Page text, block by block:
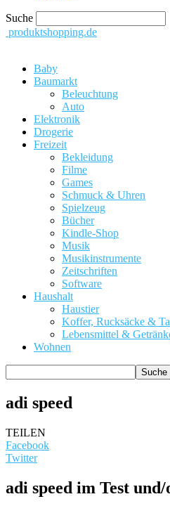
Suche
produktshopping.de
Baby
Baumarkt
Beleuchtung
Auto
Elektronik
Drogerie
Freizeit
Bekleidung
Filme
Games
Schmuck & Uhren
Spielzeug
Bücher
Kindle-Shop
Musik
Musikinstrumente
Zeitschriften
Software
Haushalt
Haustier
Koffer, Rucksäcke &
Lebensmittel &
Wohnen
adi speed
TEILEN
Facebook
Twitter
adi speed im Test